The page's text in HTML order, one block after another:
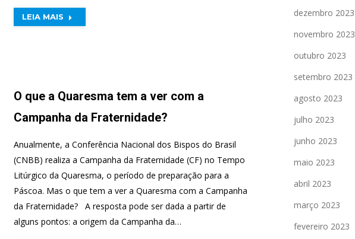
LEIA MAIS
O que a Quaresma tem a ver com a
Campanha da Fraternidade?
Anualmente, a Conferência Nacional dos Bispos do Brasil
(CNBB) realiza a Campanha da Fraternidade (CF) no Tempo
Litúrgico da Quaresma, o período de preparação para a
Páscoa. Mas o que tem a ver a Quaresma com a Campanha
da Fraternidade? A resposta pode ser dada a partir de
alguns pontos: a origem da Campanha da…
dezembro 2023
novembro 2023
outubro 2023
setembro 2023
agosto 2023
julho 2023
junho 2023
maio 2023
abril 2023
março 2023
fevereiro 2023